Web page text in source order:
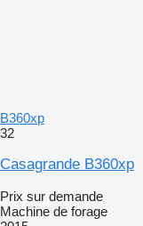
B360xp
32
Casagrande B360xp
Prix sur demande
Machine de forage